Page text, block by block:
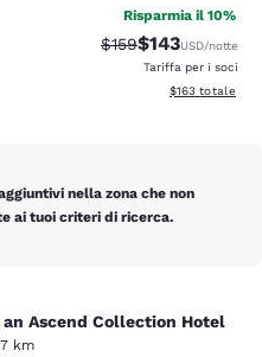
Risparmia il 10%
Tariffa di barratura:
$159Tariffa
$143USD/notte
Tariffa per i soci
Visualizza i
$163 totale
nella zona che non
ai tuoi criteri di ricerca.
Collection
Ascend Collection Hotel
km